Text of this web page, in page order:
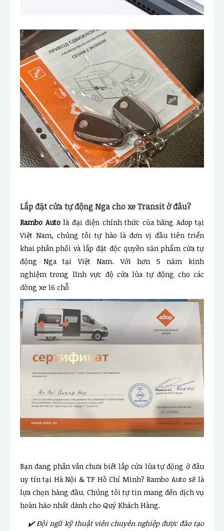
Lắp đặt cửa tự động Nga cho xe Transit ở đâu?
Rambo Autolà đại diện chính thức của hãng Adop tại
Việt Nam, chúng tôi tự hào là đơn vị đầu tiên triển
khai phân phối và lắp đặt độc quyền sản phẩm cửa tự
động Nga tại Việt Nam. Với hơn 5 năm kinh
nghiệm trong lĩnh vực độ cửa lùa tự động cho các
dòng xe 16 chỗ
Bạn đang phân vân chưa biết lắp cửa lùa tự động ở đâu
uy tín tại Hà Nội & TP Hồ Chí Minh? Rambo Auto sẽ là
lựa chọn hàng đầu. Chúng tôi tự tin mang đến dịch vụ
hoàn hảo nhất dành cho Quý Khách Hàng.
✔️ Đội ngũ kỹ thuật viên chuyên nghiệp được đào tạo